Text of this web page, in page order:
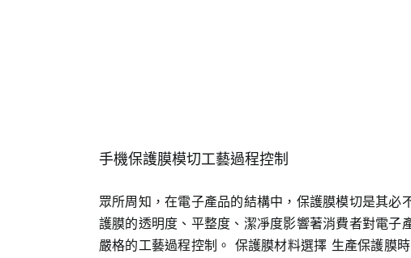
手機保護膜模切工藝過程控制
眾所周知，在電子產品的結構中，保護膜模切是其
護膜的透明度、平整度、潔凈度影響著消費者對電
嚴格的工藝過程控制。 保護膜材料選擇 生產保護膜